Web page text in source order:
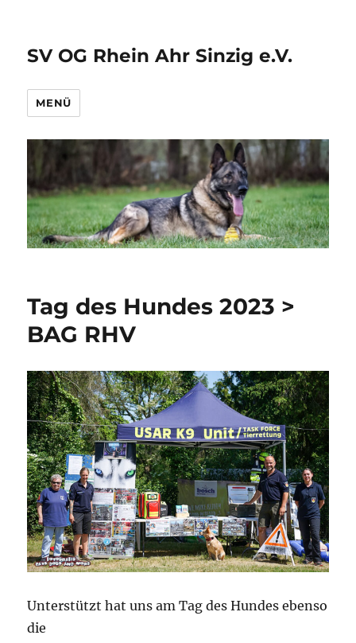
SV OG Rhein Ahr Sinzig e.V.
MENÜ
Tag des Hundes 2023 >
BAG RHV
Unterstützt hat uns am Tag des Hundes ebenso
die